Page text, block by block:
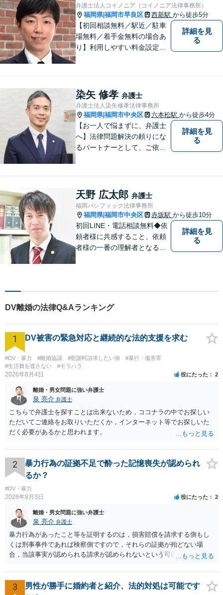
【電話相談可】
弁護士法人コイノニア（コイノニア法律事務所）
福岡県|福岡市早良区 西新駅 から徒歩5分
【初回相談無料／駅近／駐車
場無料／着手金無料の場合あ
り】利用しやすい料金設定に
解決へ導きます。話しやすい
雰囲気を大切に、寄り添いつ
つ冷静で強力な味方になりま
す。
詳細を見
る
染矢 修孝 弁護士
弁護士法人染矢修孝法律事務所
福岡県|福岡市中央区 六本松駅 から徒歩4分
【お一人で悩まずに、弁護士
へ】法律問題解決の頼りにな
るパートナーとして、ご依頼
じめ、「離婚事件」、「損害
賠償請求事件」、「刑事事
件」まで多数の事件の取り扱
い【分割払い可】
詳細を見
る
天野 広太郎 弁護士
福岡パシフィック法律事務所
福岡県|福岡市中央区 赤坂駅 から徒歩10分
初回LINE・電話相談無料◆依
頼者様に共感すること、依頼
者様の一番の理解者となるこ
詳細を見
る
DV離婚の法律Q&Aランキング
1 DV被害の緊急対応と継続的な法的支援を求む
#DV・暴力 #離婚協議 #慰謝料請求したい側
#暴行・傷害罪
#生活費を渡さない
#モラハラ
2026年8月4日 役にたった 2
離婚・男女問題に強い弁護士
泉 亮介 弁護士
こちらで弁護士を探すことは出来ないため，ココナラの中でお探しい
ただいてご連絡をお取りいただくか，インターネット等でお探しいた
だく必要があるかと思われます。
2
暴力行為の証拠不足で酔った記憶喪失が認められ
るか？
#DV・暴力
2026年8月3日 役にたった 2
離婚・男女問題に強い弁護士
泉 亮介 弁護士
暴力行為があったこと等を証明するのは，損害賠償を請求する側もし
くは刑事事件であれば検察側ですので，それらの証拠が殆どない場
合，当該事実が認められる請求が認められないという可能性はあるで
3
男性が勝手に婚約者と紹介、法的対処は可能です